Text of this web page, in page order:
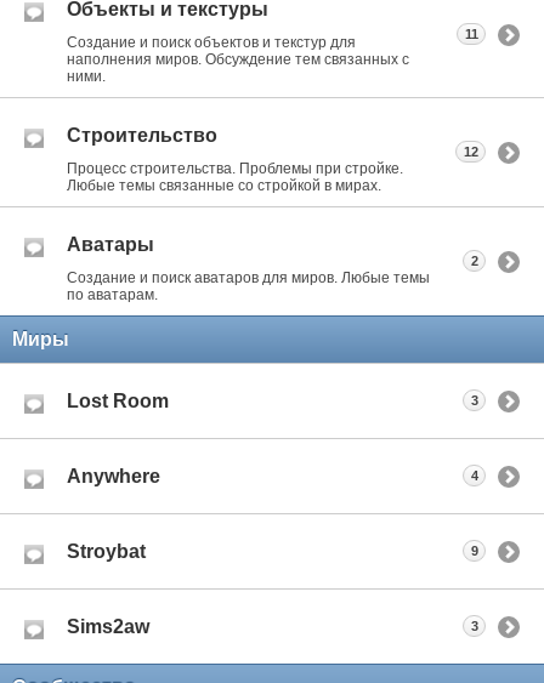
Объекты и текстуры
Создание и поиск объектов и текстур для
наполнения миров. Обсуждение тем связанных с
ними.
11
Строительство
Процесс строительства. Проблемы при стройке.
Любые темы связанные со стройкой в мирах.
12
Аватары
Создание и поиск аватаров для миров. Любые темы
по аватарам.
2
Миры
Lost Room 3
Anywhere 4
Stroybat 9
Sims2aw 3